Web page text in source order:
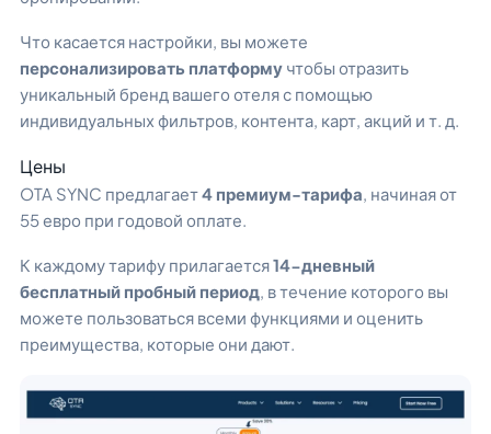
Что касается настройки, вы можете
персонализировать платформу чтобы отразить
уникальный бренд вашего отеля с помощью
индивидуальных фильтров, контента, карт, акций и т. д.
Цены
OTA SYNC предлагает4 премиум-тарифа, начиная от
55 евро при годовой оплате.
К каждому тарифу прилагается14-дневный
бесплатный пробный период , в течение которого вы
можете пользоваться всеми функциями и оценить
преимущества, которые они дают.